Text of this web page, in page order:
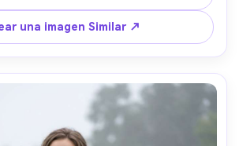
mm f/1.8, enmarcamiento dinámico de
expresión alegre, iluminación
bordado de vestido ultrarrealista y
de color como película- -ar
4:5
una imagen Similar ↗